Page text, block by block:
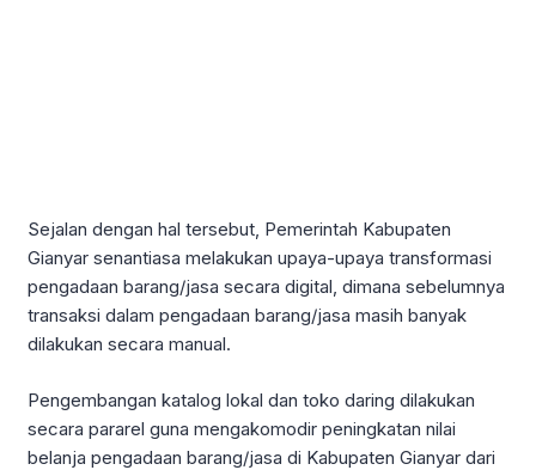
Sejalan dengan hal tersebut, Pemerintah Kabupaten
Gianyar senantiasa melakukan upaya-upaya transformasi
pengadaan barang/jasa secara digital, dimana sebelumnya
transaksi dalam pengadaan barang/jasa masih banyak
dilakukan secara manual.
Pengembangan katalog lokal dan toko daring dilakukan
secara pararel guna mengakomodir peningkatan nilai
belanja pengadaan barang/jasa di Kabupaten Gianyar dari